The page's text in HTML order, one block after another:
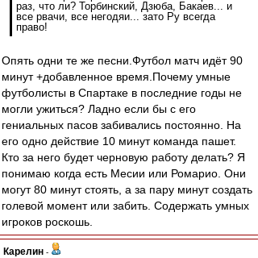
раз, что ли? Торбинский, Дзюба, Бакаев... и
все рвачи, все негодяи... зато Ру всегда
право!
Опять одни те же песни.Футбол матч идёт 90
минут +добавленное время.Почему умные
футболисты в Спартаке в последние годы не
могли ужиться? Ладно если бы с его
гениальных пасов забивались постоянно. На
его одно действие 10 минут команда пашет.
Кто за него будет черновую работу делать? Я
понимаю когда есть Месии или Ромарио. Они
могут 80 минут стоять, а за пару минут создать
голевой момент или забить. Содержать умных
игроков роскошь.
Карелин -